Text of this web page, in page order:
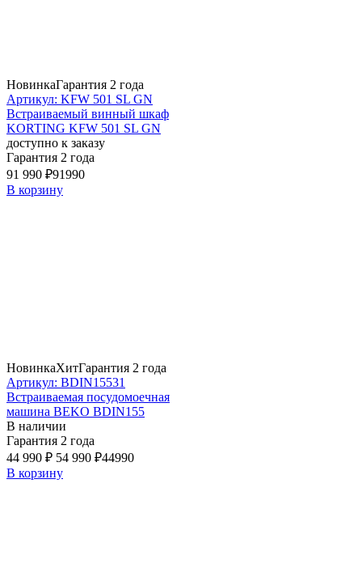
НовинкаГарантия 2 года
Артикул: KFW 501 SL GN
Встраиваемый винный шкаф
KORTING KFW 501 SL GN
доступно к заказу
Гарантия 2 года
91 990 ₽91990
В корзину
НовинкаХитГарантия 2 года
Артикул: BDIN15531
Встраиваемая посудомоечная
машина BEKO BDIN155
В наличии
Гарантия 2 года
44 990 ₽ 54 990 ₽44990
В корзину